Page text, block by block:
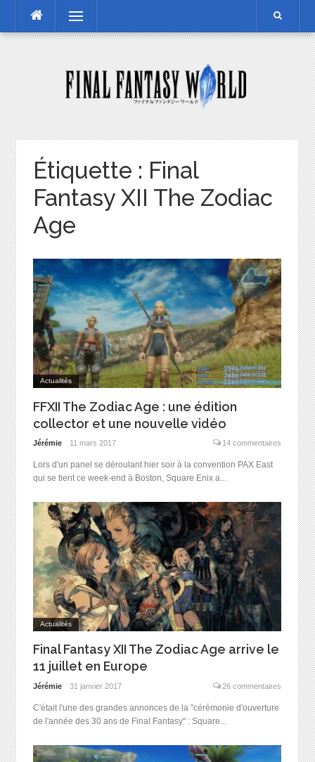
content
Menu
Étiquette : Final
Fantasy XII The Zodiac
Age
Actualités
FFXII The Zodiac Age : une édition
collector et une nouvelle vidéo
Jérémie 11 mars 2017 14 commentaires
Lors d'un panel se déroulant hier soir à la convention PAX East
qui se tient ce week-end à Boston, Square Enix a...
Actualités
Final Fantasy XII The Zodiac Age arrive le
11 juillet en Europe
Jérémie 31 janvier 2017 26 commentaires
C'était l'une des grandes annonces de la "cérémonie d'ouverture
de l'année des 30 ans de Final Fantasy" : Square...